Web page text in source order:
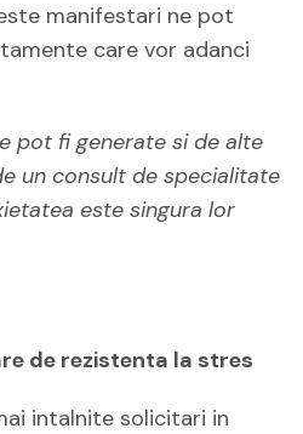
manifestari ne pot
care vor adanci
pot fi generate si de alte
un consult de specialitate
este singura lor
de rezistenta la stres
intalnite solicitari in